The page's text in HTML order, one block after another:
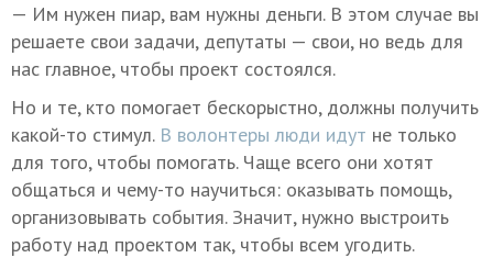
— Им нужен пиар, вам нужны деньги. В этом случае вы
решаете свои задачи, депутаты — свои, но ведь для
нас главное, чтобы проект состоялся.
Но и те, кто помогает бескорыстно, должны получить
какой-то стимул. В волонтеры люди идут не только
для того, чтобы помогать. Чаще всего они хотят
общаться и чему-то научиться: оказывать помощь,
организовывать события. Значит, нужно выстроить
работу над проектом так, чтобы всем угодить.